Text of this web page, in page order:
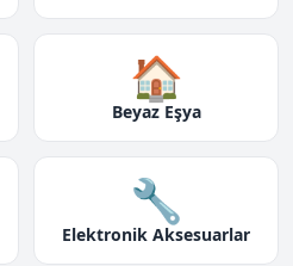
🏠
Beyaz Eşya
🔧
Elektronik Aksesuarlar